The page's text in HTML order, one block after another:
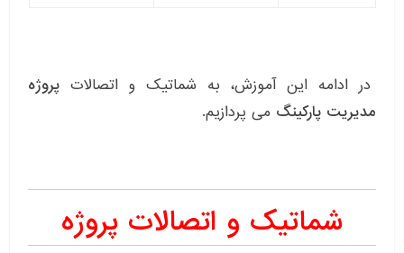
در ادامه این آموزش، به شماتیک و اتصالات پروژه
مدیریت پارکینگ می پردازیم.
شماتیک و اتصالات پروژه